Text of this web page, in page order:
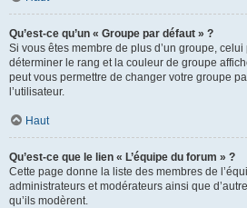
Qu’est-ce qu’un « Groupe par défaut » ?
Si vous êtes membre de plus d’un groupe,
déterminer le rang et la couleur de groupe
peut vous permettre de changer votre groupe
l’utilisateur.
Haut
Qu’est-ce que le lien « L’équipe du forum » ?
Cette page donne la liste des membres de
administrateurs et modérateurs ainsi que
qu’ils modèrent.